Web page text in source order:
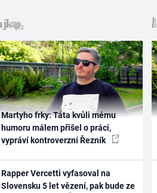
Martyho frky: Táta kvůli mému
humoru málem přišel o práci,
vypráví kontroverzní Řezník
Rapper Vercetti vyfasoval na
Slovensku 5 let vězení, pak bude ze